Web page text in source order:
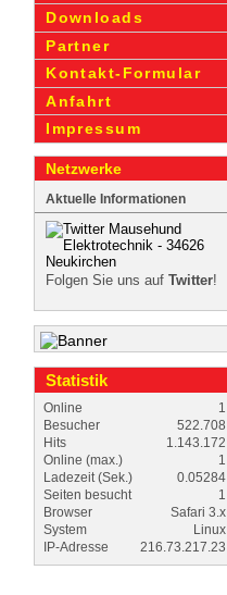
Downloads
Partner
Kontakt-Formular
Anfahrt
Impressum
Netzwerke
Aktuelle Informationen
Folgen Sie uns auf Twitter!
Statistik
Online
1
Besucher
522.708
Hits
1.143.172
Online (max.)
1
Ladezeit (Sek.)
0.05284
Seiten besucht
1
Browser
Safari 3.x
System
Linux
IP-Adresse
216.73.217.23